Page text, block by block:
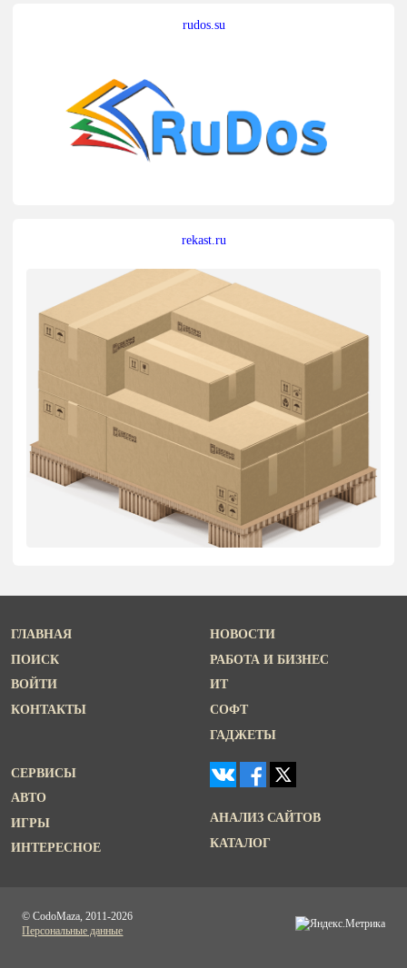
rudos.su
rekast.ru
ГЛАВНАЯ
ПОИСК
ВОЙТИ
КОНТАКТЫ
НОВОСТИ
РАБОТА И БИЗНЕС
ИТ
СОФТ
ГАДЖЕТЫ
СЕРВИСЫ
АВТО
ИГРЫ
ИНТЕРЕСНОЕ
АНАЛИЗ САЙТОВ
КАТАЛОГ
© CodoMaza, 2011-2026
Персональные данные